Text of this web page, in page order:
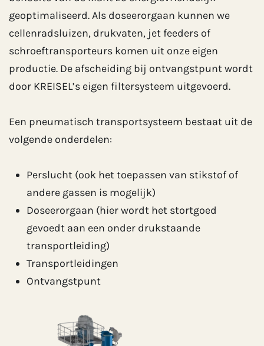
geoptimaliseerd. Als doseerorgaan kunnen we
cellenradsluizen, drukvaten, jet feeders of
schroeftransporteurs komen uit onze eigen
productie. De afscheiding bij ontvangstpunt wordt
door KREISEL’s eigen filtersysteem uitgevoerd.
Een pneumatisch transportsysteem bestaat uit de
volgende onderdelen:
Perslucht (ook het toepassen van stikstof of
andere gassen is mogelijk)
Doseerorgaan (hier wordt het stortgoed
gevoedt aan een onder drukstaande
transportleiding)
Transportleidingen
Ontvangstpunt